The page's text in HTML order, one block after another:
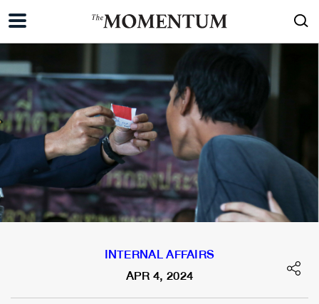
INTERNAL AFFAIRS
APR 4, 2024